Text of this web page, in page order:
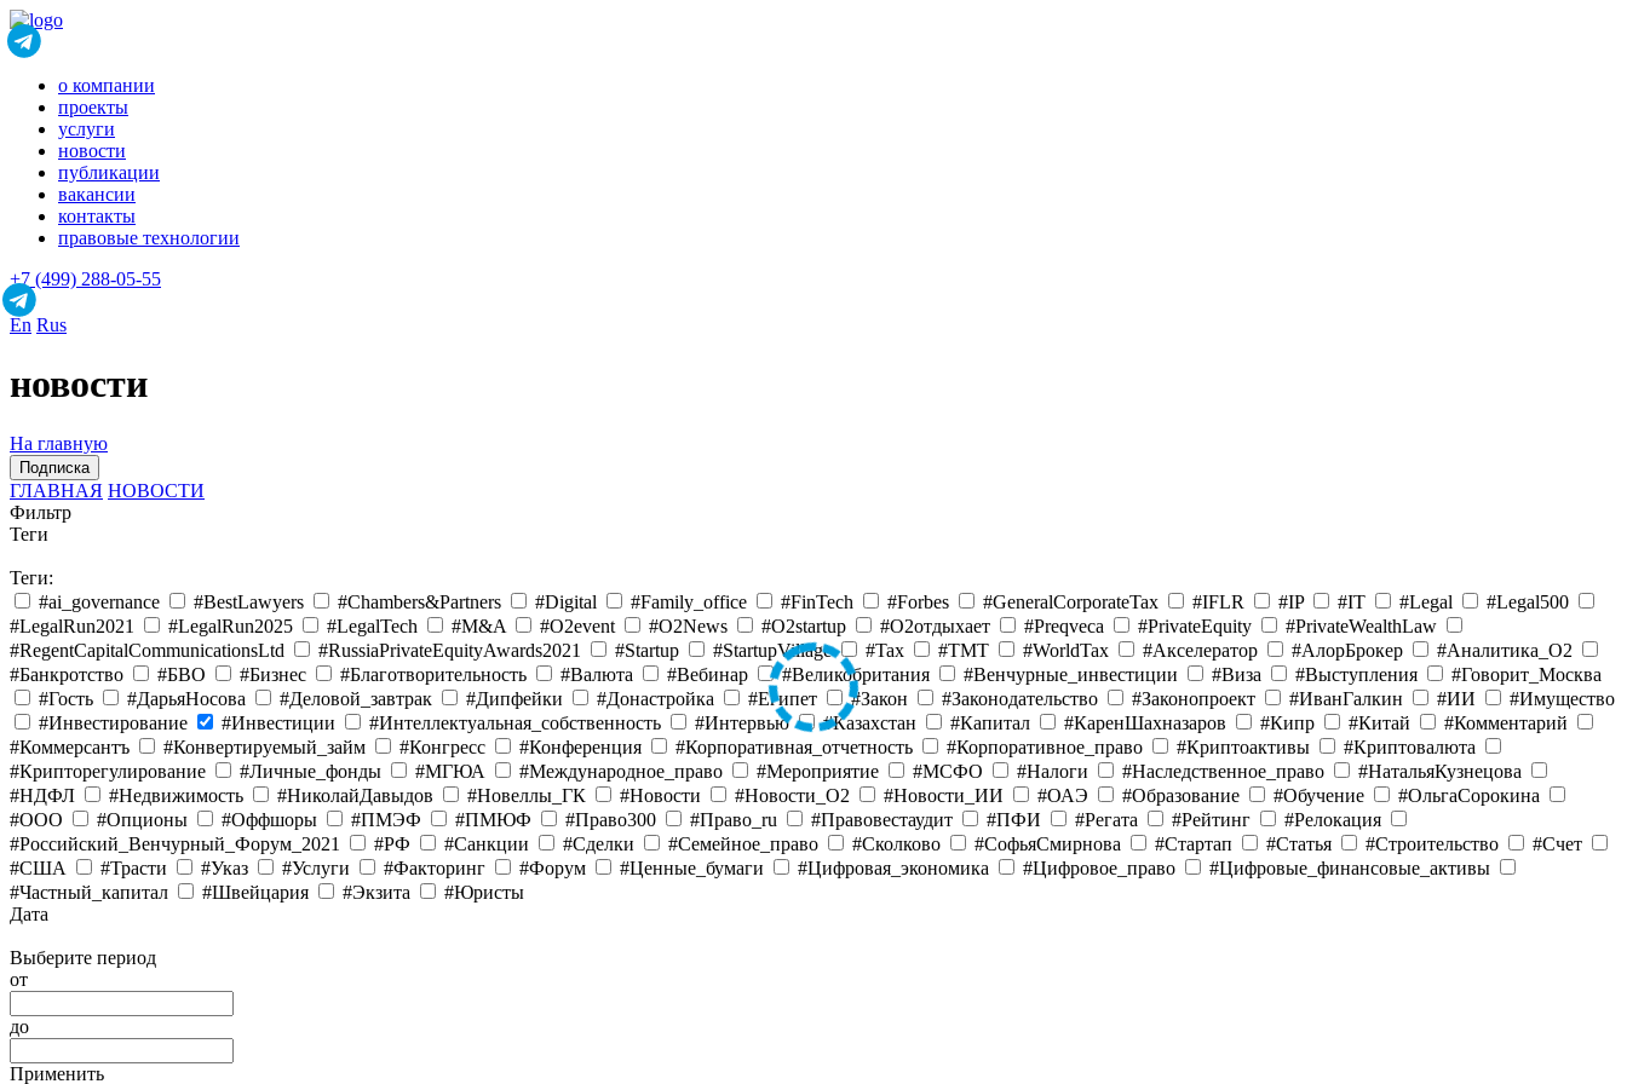
о компании
проекты
услуги
новости
публикации
вакансии
контакты
правовые технологии
+7 (499) 288-05-55
En Rus
новости
На главную
Подписка
ГЛАВНАЯ НОВОСТИ
Фильтр
Теги
Теги:
#ai_governance
#BestLawyers #Chambers&Partners #Digital #Family_office #FinTech #Forbes #GeneralCorporateTax #IFLR #IP #IT #Legal
#Legal500
#LegalRun2021
#LegalRun2025 #LegalTech #M&A #O2event #O2News #O2startup #O2отдыхает #Preqveca #PrivateEquity
#PrivateWealthLaw
#RegentCapitalCommunicationsLtd
#RussiaPrivateEquityAwards2021 #Startup #StartupVillage #Tax #TMT #WorldTax #Акселератор #АлорБрокер
#Аналитика_O2
#Банкротство
#БВО #Бизнес #Благотворительность #Валюта #Вебинар #Великобритания #Венчурные_инвестиции #Виза #Выступления
#Говорит_Москва
#Гость
#ДарьяНосова #Деловой_завтрак #Дипфейки #Донастройка #Египет #Закон #Законодательство #Законопроект #ИванГалкин #ИИ
#Имущество
#Инвестирование
#Инвестиции #Интеллектуальная_собственность #Интервью #Казахстан #Капитал #КаренШахназаров #Кипр #Китай
#Комментарий
#Коммерсантъ
#Конвертируемый_займ #Конгресс #Конференция #Корпоративная_отчетность #Корпоративное_право #Криптоактивы
#Криптовалюта
#Крипторегулирование
#Личные_фонды #МГЮА #Международное_право #Мероприятие #МСФО #Налоги #Наследственное_право
#НатальяКузнецова
#НДФЛ
#Недвижимость #НиколайДавыдов #Новеллы_ГК #Новости #Новости_O2 #Новости_ИИ #ОАЭ #Образование #Обучение
#ОльгаСорокина
#ООО
#Опционы #Оффшоры #ПМЭФ #ПМЮФ #Право300 #Право_ru #Правовестаудит #ПФИ #Регата #Рейтинг
#Релокация
#Российский_Венчурный_Форум_2021
#РФ #Санкции #Сделки #Семейное_право #Сколково #СофьяСмирнова #Стартап #Статья #Строительство
#Счет
#США
#Трасти #Указ #Услуги #Факторинг #Форум #Ценные_бумаги #Цифровая_экономика #Цифровое_право
#Цифровые_финансовые_активы
#Частный_капитал
#Швейцария #Экзита
#Юристы
Дата
Выберите период
от
до
Применить